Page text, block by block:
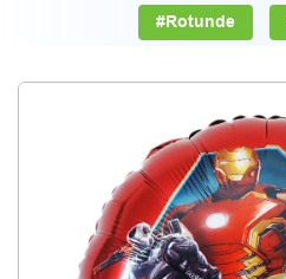
#Rotunde